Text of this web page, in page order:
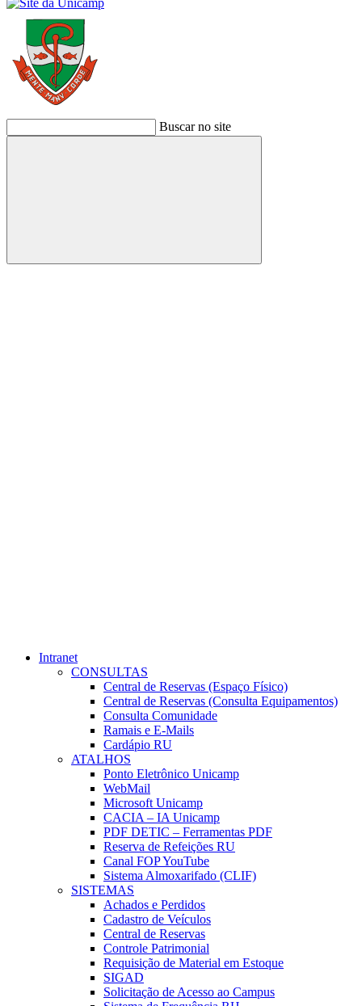
Buscar no site
Buscar
Intranet
CONSULTAS
Central de Reservas (Espaço Físico)
Central de Reservas (Consulta Equipamentos)
Consulta Comunidade
Ramais e E-Mails
Cardápio RU
ATALHOS
Ponto Eletrônico Unicamp
WebMail
Microsoft Unicamp
CACIA – IA Unicamp
PDF DETIC – Ferramentas PDF
Reserva de Refeições RU
Canal FOP YouTube
Sistema Almoxarifado (CLIF)
SISTEMAS
Achados e Perdidos
Cadastro de Veículos
Central de Reservas
Controle Patrimonial
Requisição de Material em Estoque
SIGAD
Solicitação de Acesso ao Campus